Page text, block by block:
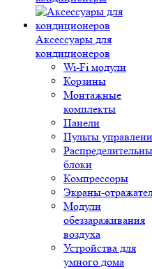
Аксессуары для
кондиционеров
Wi-Fi модули
Корзины
Монтажные
комплекты
Панели
Пульты
блоки
Компрессоры
Экраны-
Модули
обеззараживания
воздуха
Устройства для
умного дома